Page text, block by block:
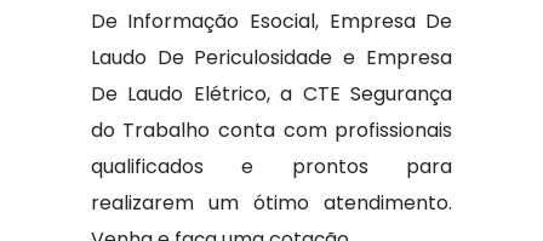
De Informação Esocial, Empresa De
Laudo De Periculosidade e Empresa
De Laudo Elétrico, a CTE Segurança
do Trabalho conta com profissionais
qualificados e prontos para
realizarem um ótimo atendimento.